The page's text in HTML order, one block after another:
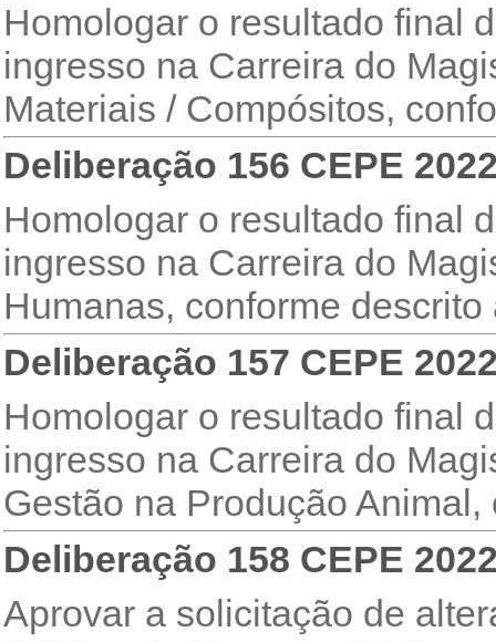
Homologar o resultado final
ingresso na Carreira do
Materiais / Compósitos,
Deliberação 156 CEPE
Homologar o resultado final
ingresso na Carreira do
Humanas, conforme descrito
Deliberação 157 CEPE
Homologar o resultado final
ingresso na Carreira do
Gestão na Produção
Deliberação 158 CEPE
Aprovar a solicitação de